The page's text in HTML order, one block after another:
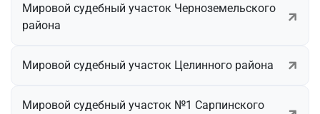
Мировой судебный участок Черноземельского
района
Мировой судебный участок Целинного района
Мировой судебный участок №1 Сарпинского